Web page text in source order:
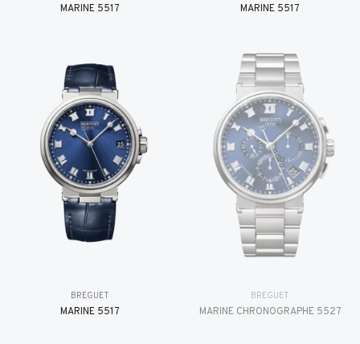
MARINE 5517 MARINE 5517
BREGUET
MARINE 5517
BREGUET
MARINE CHRONOGRAPHE 5527